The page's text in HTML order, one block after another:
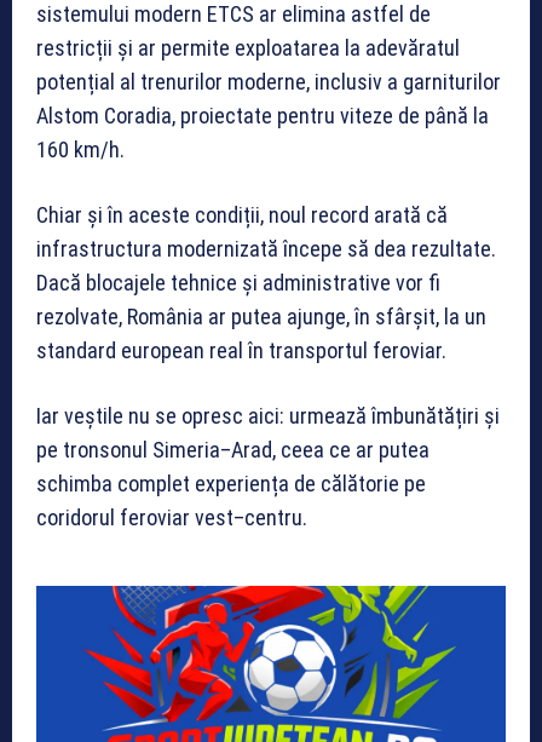
sistemului modern ETCS ar elimina astfel de
restricții și ar permite exploatarea la adevăratul
potențial al trenurilor moderne, inclusiv a garniturilor
Alstom Coradia, proiectate pentru viteze de până la
160 km/h.
Chiar și în aceste condiții, noul record arată că
infrastructura modernizată începe să dea rezultate.
Dacă blocajele tehnice și administrative vor fi
rezolvate, România ar putea ajunge, în sfârșit, la un
standard european real în transportul feroviar.
Iar veștile nu se opresc aici: urmează îmbunătățiri și
pe tronsonul Simeria–Arad, ceea ce ar putea
schimba complet experiența de călătorie pe
coridorul feroviar vest–centru.